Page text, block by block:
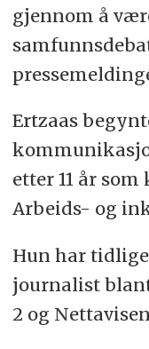
gjennom å
Ertzaas
etter 11 år
Arbeids- og
Hun har
journalist
2 og